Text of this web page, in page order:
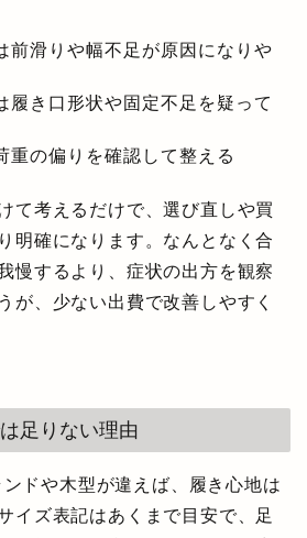
前滑りや幅不足が原因になりや
履き口形状や固定不足を疑って
重の偏りを確認して整える
て考えるだけで、選び直しや買
明確になります。なんとなく合
慢するより、症状の出方を観察
が、少ない出費で改善しやすく
足りない理由
ドや木型が違えば、履き心地は
イズ表記はあくまで目安で、足